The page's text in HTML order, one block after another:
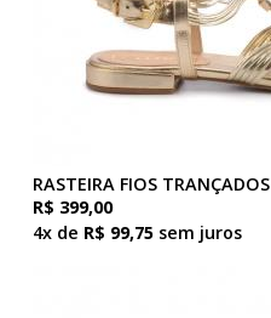
RASTEIRA FIOS TRANÇADOS
R$ 399,00
4x de R$ 99,75 sem juros